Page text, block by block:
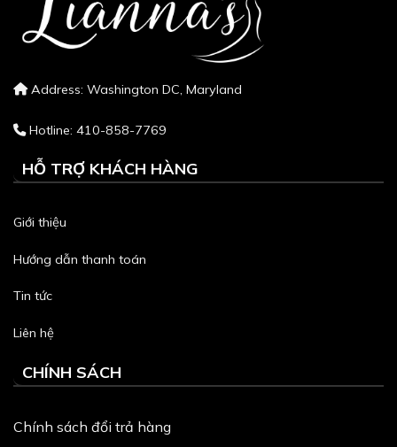
Address: Washington DC, Maryland
Hotline: 410-858-7769
HỖ TRỢ KHÁCH HÀNG
Giới thiệu
Hướng dẫn thanh toán
Tin tức
Liên hệ
CHÍNH SÁCH
Chính sách đổi trả hàng